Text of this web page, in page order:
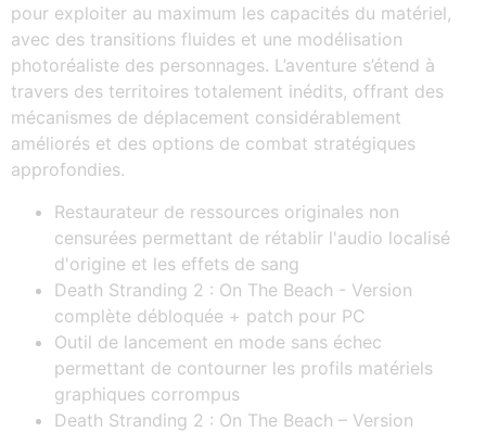
pour exploiter au maximum les capacités du matériel,
avec des transitions fluides et une modélisation
photoréaliste des personnages. L’aventure s’étend à
travers des territoires totalement inédits, offrant des
mécanismes de déplacement considérablement
améliorés et des options de combat stratégiques
approfondies.
Restaurateur de ressources originales non
censurées permettant de rétablir l'audio localisé
d'origine et les effets de sang
Death Stranding 2 : On The Beach - Version
complète débloquée + patch pour PC
Outil de lancement en mode sans échec
permettant de contourner les profils matériels
graphiques corrompus
Death Stranding 2 : On The Beach – Version